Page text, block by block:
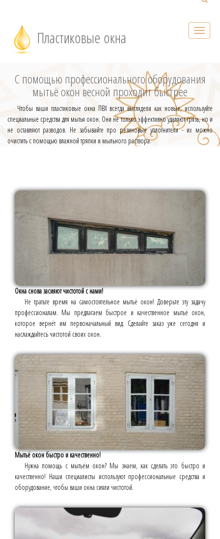
Пластиковые окна
С помощью профессионального оборудования
мытьё окон весной проходит быстрее
Чтобы ваши пластиковые окна ПВХ всегда выглядели как новые, используйте
специальные средства для мытья окон. Они не только эффективно удаляют грязь, но и
не оставляют разводов. Не забывайте про резиновые уплотнители - их можно
очистить с помощью влажной тряпки и мыльного раствора.
Окна снова засияют чистотой с нами!
Не тратьте время на самостоятельное мытьё окон! Доверьте эту задачу
профессионалам. Мы предлагаем быстрое и качественное мытьё окон,
которое вернёт им первоначальный вид. Сделайте заказ уже сегодня и
наслаждайтесь чистотой своих окон.
Мытьё окон быстро и качественно!
Нужна помощь с мытьём окон? Мы знаем, как сделать это быстро и
качественно! Наши специалисты используют профессиональные средства и
оборудование, чтобы ваши окна сияли чистотой.